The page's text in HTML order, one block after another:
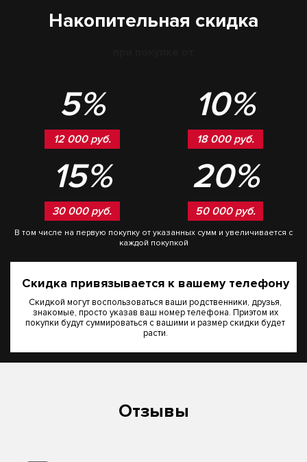
Накопительная скидка
5%
12 000 руб.
10%
18 000 руб.
15%
30 000 руб.
20%
50 000 руб.
В том числе на первую покупку от указанных сумм и увеличивается с
каждой покупкой
Скидка привязывается к вашему телефону
Скидкой могут воспользоваться ваши родственники, друзья,
знакомые, просто указав ваш номер телефона. Приэтом их
покупки будут суммироваться с вашими и размер скидки будет
расти.
Отзывы